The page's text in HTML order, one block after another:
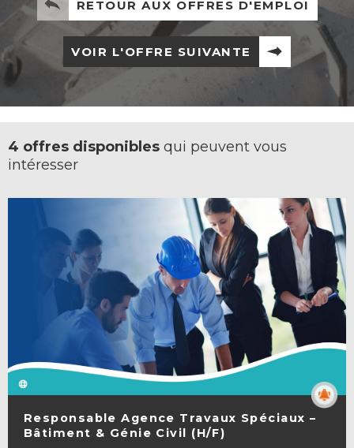
RETOUR AUX OFFRES D'EMPLOI
VOIR L'OFFRE SUIVANTE
4 offres disponibles qui peuvent vous
intéresser
Responsable Agence Travaux Spéciaux –
Bâtiment & Génie Civil (H/F)